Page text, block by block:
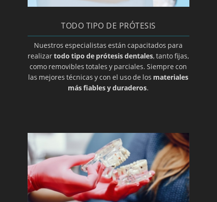
Método Gerber para elección de prótesis
Mucocele
Opte por prótesis removibles
Ortodoncia de contención
Ortodoncia para adolescentes
Periodoncia
Periodontitis
Prótesis dental en A coruña
Prótesis dental en Albacete
TODO TIPO DE PRÓTESIS
Nuestros especialistas están capacitados para
realizartodo tipo de prótesis dentales, tanto fijas,
como removibles totales y parciales. Siempre con
las mejores técnicas y con el uso de los materiales
más fiables y duraderos.